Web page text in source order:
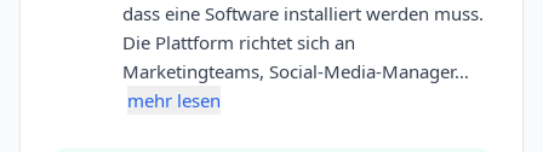
dass eine Software installiert werden muss.
Die Plattform richtet sich an
Marketingteams, Social-Media-Manager…
mehr lesen